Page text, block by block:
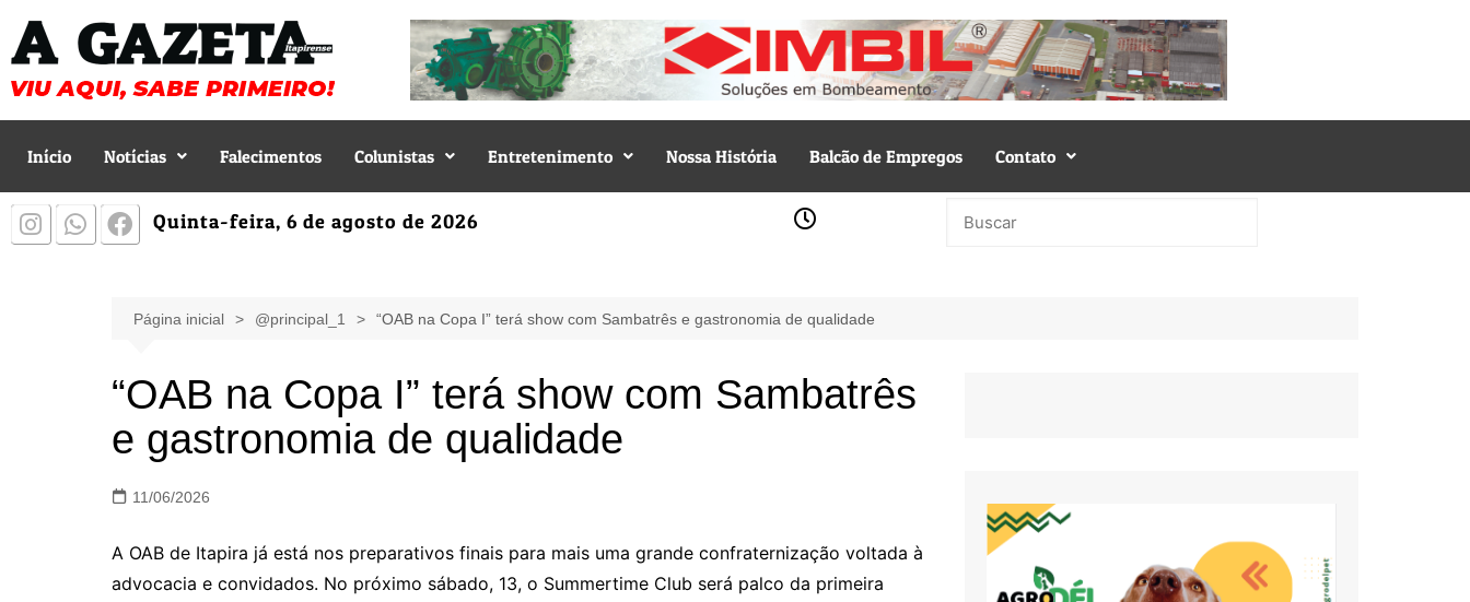
Início Notícias Falecimentos Colunistas Entretenimento Nossa História Balcão de Empregos Contato
Quinta-feira, 6 de agosto de 2026
Página inicial @principal_1 “OAB na Copa I” terá show com Sambatrês e gastronomia de qualidade
“OAB na Copa I” terá show com Sambatrês
e gastronomia de qualidade
11/06/2026
A OAB de Itapira já está nos preparativos finais para mais uma grande confraternização voltada à
advocacia e convidados. No próximo sábado, 13, o Summertime Club será palco da primeira